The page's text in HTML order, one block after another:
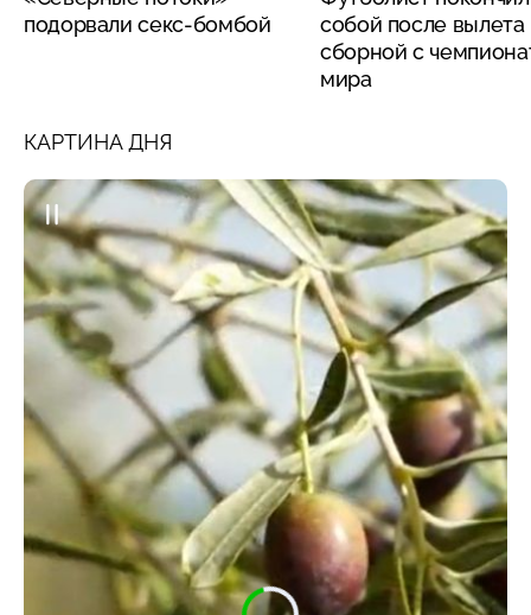
подорвали секс-бомбой
собой после вылета
сборной с
мира
КАРТИНА ДНЯ